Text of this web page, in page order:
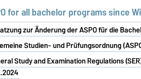
for all bachelor programs since
zur Änderung der ASPO für die
Studien- und Prüfungsordnung
Study and Examination Regulations